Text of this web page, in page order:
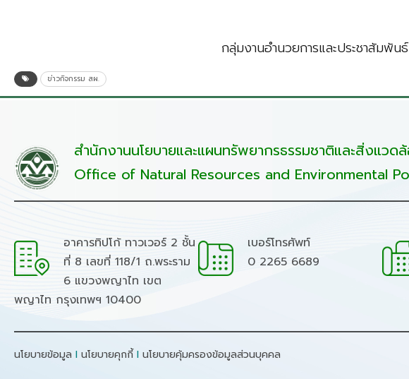
กลุ่มงานอำนวยการและประชาสัมพั
ข่าวกิจกรรม สผ.
สำนักงานนโยบายและแผนทรัพยากรธรรมชาติและสิ่งแวด
Office of Natural Resources and Environmental
อาคารทิปโก้ ทาวเวอร์ 2 ชั้น
ที่ 8 เลขที่ 118/1 ถ.พระราม
6 แขวงพญาไท เขต
พญาไท กรุงเทพฯ 10400
เบอร์โทรศัพท์
0 2265 6689
นโยบายข้อมูล I นโยบายคุกกี้ I นโยบายคุ้มครองข้อมูลส่วนบุคคล